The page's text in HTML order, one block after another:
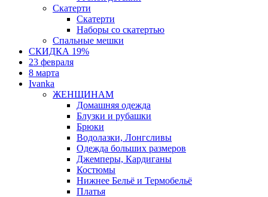
Скатерти
Скатерти
Наборы со скатертью
Спальные мешки
СКИДКА 19%
23 февраля
8 марта
Ivanka
ЖЕНЩИНАМ
Домашняя одежда
Блузки и рубашки
Брюки
Водолазки, Лонгсливы
Одежда больших размеров
Джемперы, Кардиганы
Костюмы
Нижнее Бельё и Термобельё
Платья